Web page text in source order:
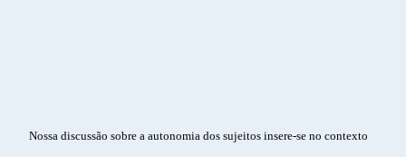
Nossa discussão sobre a autonomia dos sujeitos insere-se no contexto